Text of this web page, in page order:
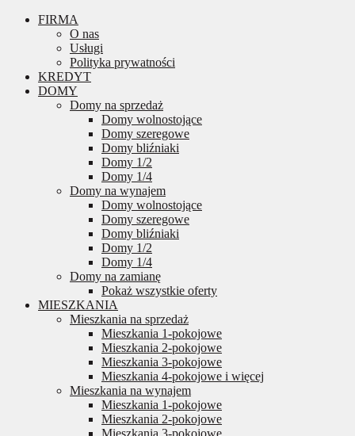
FIRMA
O nas
Usługi
Polityka prywatności
KREDYT
DOMY
Domy na sprzedaż
Domy wolnostojące
Domy szeregowe
Domy bliźniaki
Domy 1/2
Domy 1/4
Domy na wynajem
Domy wolnostojące
Domy szeregowe
Domy bliźniaki
Domy 1/2
Domy 1/4
Domy na zamianę
Pokaż wszystkie oferty
MIESZKANIA
Mieszkania na sprzedaż
Mieszkania 1-pokojowe
Mieszkania 2-pokojowe
Mieszkania 3-pokojowe
Mieszkania 4-pokojowe i więcej
Mieszkania na wynajem
Mieszkania 1-pokojowe
Mieszkania 2-pokojowe
Mieszkania 3-pokojowe